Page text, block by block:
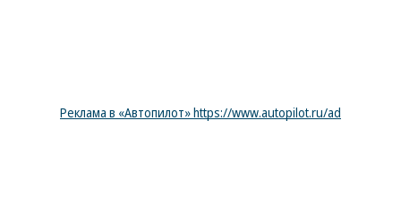
Реклама в «Автопилот» https://www.autopilot.ru/ad